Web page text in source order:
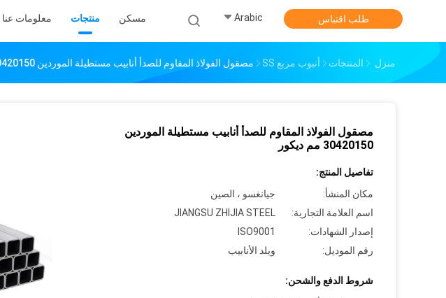
مسكن منتجات معلومات عنا Arabic طلب اقتباس
منزل المنتجات أنبوب مربع SS مصقول الفولاذ المقاوم للصدأ أنابيب مستطيلة الموردين 30420150 مم ديكور
مصقول الفولاذ المقاوم للصدأ أنابيب مستطيلة الموردين
30420150 مم ديكور
تفاصيل المنتج:
مكان المنشأ:
جيانغسو ، الصين
اسم العلامة التجارية:
JIANGSU ZHIJIA STEEL
إصدار الشهادات:
ISO9001
رقم الموديل:
ويلد الأنابيب
شروط الدفع والشحن: